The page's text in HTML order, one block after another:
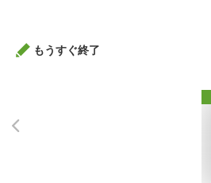
もうすぐ終了